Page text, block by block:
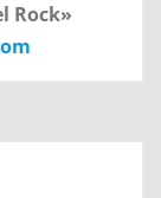
Rock»